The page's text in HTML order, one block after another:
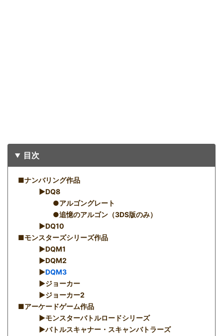
目次
■ナンバリング作品
▶︎DQ8
●アルゴングレート
●追憶のアルゴン（3DS版のみ）
▶︎DQ10
■モンスターズシリーズ作品
▶︎DQM1
▶︎DQM2
▶︎DQM3
▶︎ジョーカー
▶︎ジョーカー2
■アーケードゲーム作品
▶︎モンスターバトルロードシリーズ
▶︎バトルスキャナー・スキャンバトラーズ